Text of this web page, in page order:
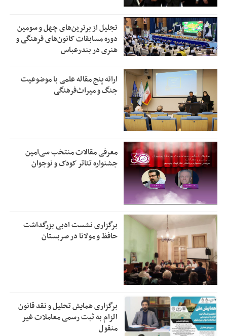
تجلیل از بر‌ترین‌های چهل و سومین
دوره مسابقات کانون‌های فرهنگی و
هنری در بندرعباس
ارائه پنج مقاله علمی با موضوعیت
جنگ و میراث‌فرهنگی
معرفی مقالات منتخب سی‌امین
جشنواره تئاتر کودک و نوجوان
برگزاری نشست ادبی بزرگداشت
حافظ و مولانا در صربستان
برگزاری همایش تحلیل و نقد قانون
الزام به ثبت رسمی معاملات غیر
منقول